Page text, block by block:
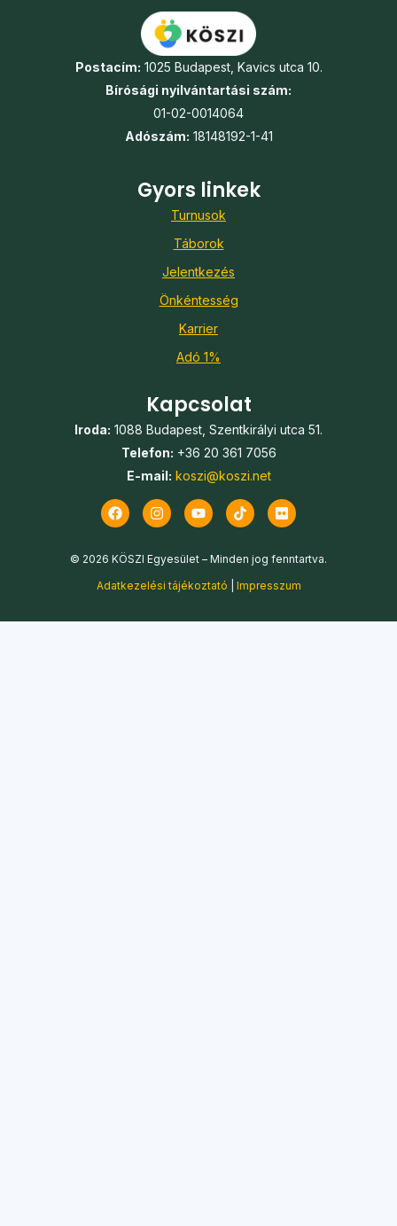
Postacím: 1025 Budapest, Kavics utca 10.
Bírósági nyilvántartási szám:
01-02-0014064
Adószám: 18148192-1-41
Gyors linkek
Turnusok
Táborok
Jelentkezés
Önkéntesség
Karrier
Adó 1%
Kapcsolat
Iroda: 1088 Budapest, Szentkirályi utca 51.
Telefon: +36 20 361 7056
E-mail: koszi@koszi.net
© 2026 KÖSZI Egyesület – Minden jog fenntartva.
Adatkezelési tájékoztató
Impresszum